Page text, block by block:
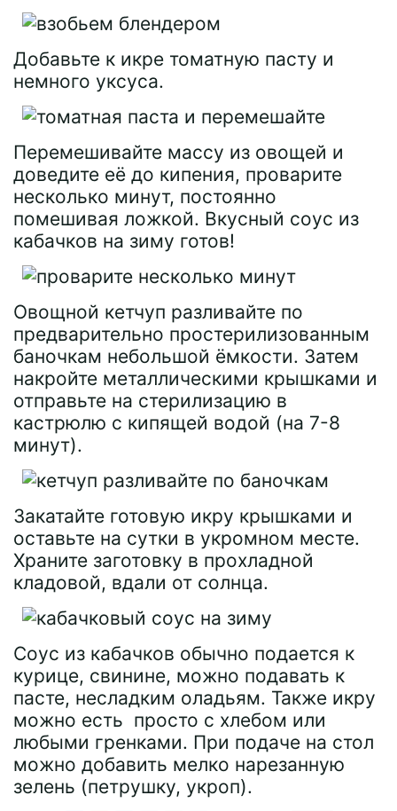
Добавьте к икре томатную пасту и
немного уксуса.
Перемешивайте массу из овощей и
доведите её до кипения, проварите
несколько минут, постоянно
помешивая ложкой. Вкусный соус из
кабачков на зиму готов!
Овощной кетчуп разливайте по
предварительно простерилизованным
баночкам небольшой ёмкости. Затем
накройте металлическими крышками и
отправьте на стерилизацию в
кастрюлю с кипящей водой (на 7-8
минут).
Закатайте готовую икру крышками и
оставьте на сутки в укромном месте.
Храните заготовку в прохладной
кладовой, вдали от солнца.
Соус из кабачков обычно подается к
курице, свинине, можно подавать к
пасте, несладким оладьям. Также икру
можно есть просто с хлебом или
любыми гренками. При подаче на стол
можно добавить мелко нарезанную
зелень (петрушку, укроп).